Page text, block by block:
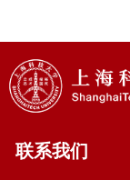
联系我们